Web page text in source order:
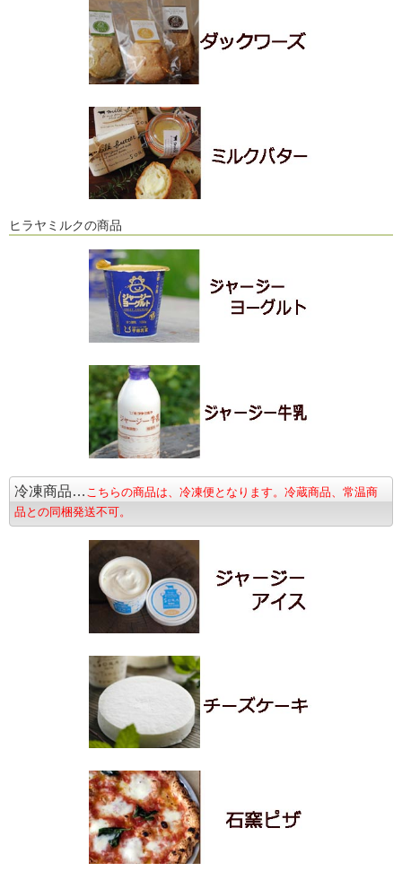
ヒラヤミルクの商品
冷凍商品… こちらの商品は、冷凍便となります。冷蔵商品、常温商
品との同梱発送不可。